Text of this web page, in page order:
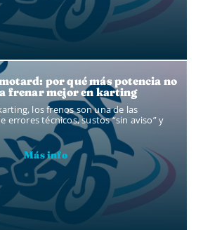
por qué más potencia no
frenar mejor en karting
los frenos son una de las
errores técnicos, sustos “sin aviso” y
Más info